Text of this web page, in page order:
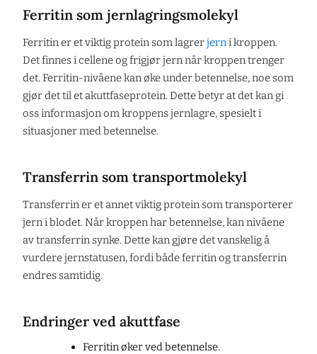
Ferritin som jernlagringsmolekyl
Ferritin er et viktig protein som lagrerjerni kroppen.
Det finnes i cellene og frigjør jern når kroppen trenger
det. Ferritin-nivåene kan øke under betennelse, noe som
gjør det til et akuttfaseprotein. Dette betyr at det kan gi
oss informasjon om kroppens jernlagre, spesielt i
situasjoner med betennelse.
Transferrin som transportmolekyl
Transferrin er et annet viktig protein som transporterer
jern i blodet. Når kroppen har betennelse, kan nivåene
av transferrin synke. Dette kan gjøre det vanskelig å
vurdere jernstatusen, fordi både ferritin og transferrin
endres samtidig.
Endringer ved akuttfase
Ferritin øker ved betennelse.